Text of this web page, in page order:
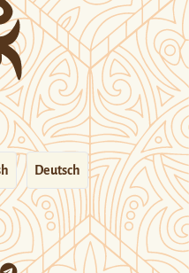
Deutsch